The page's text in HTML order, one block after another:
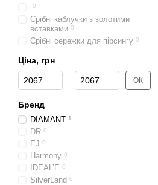
0
Срібні каблучки з золотими
вставками 0
Срібні сережки для пірсингу 0
Ціна, грн
Від Ціна, грн
До Ціна, грн ОК
Бренд
DIAMANT 1
DR 0
EJ 0
Harmony 0
IDEAL’E 0
SilverLand 0